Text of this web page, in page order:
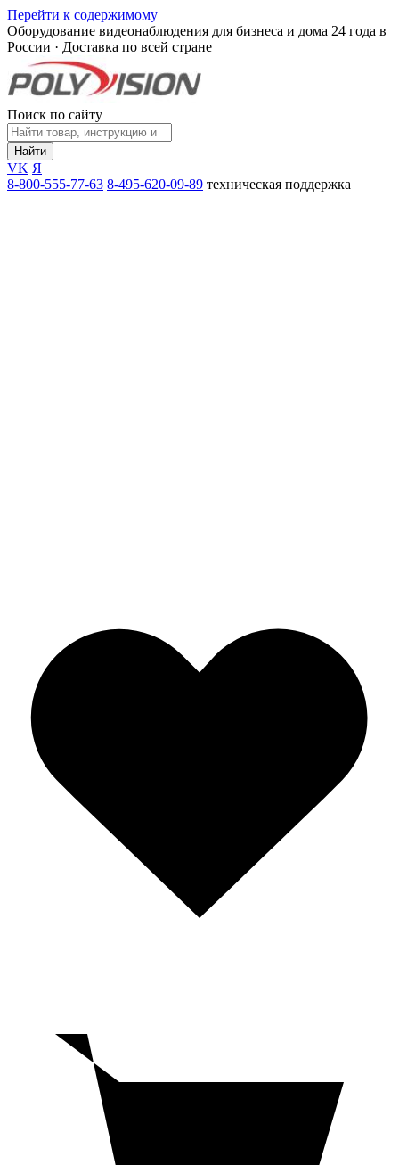
Перейти к содержимому
Оборудование видеонаблюдения для бизнеса и дома 24 года в
России · Доставка по всей стране
Поиск по сайту
Найти
VK Я
8-800-555-77-63 8-495-620-09-89 техническая поддержка